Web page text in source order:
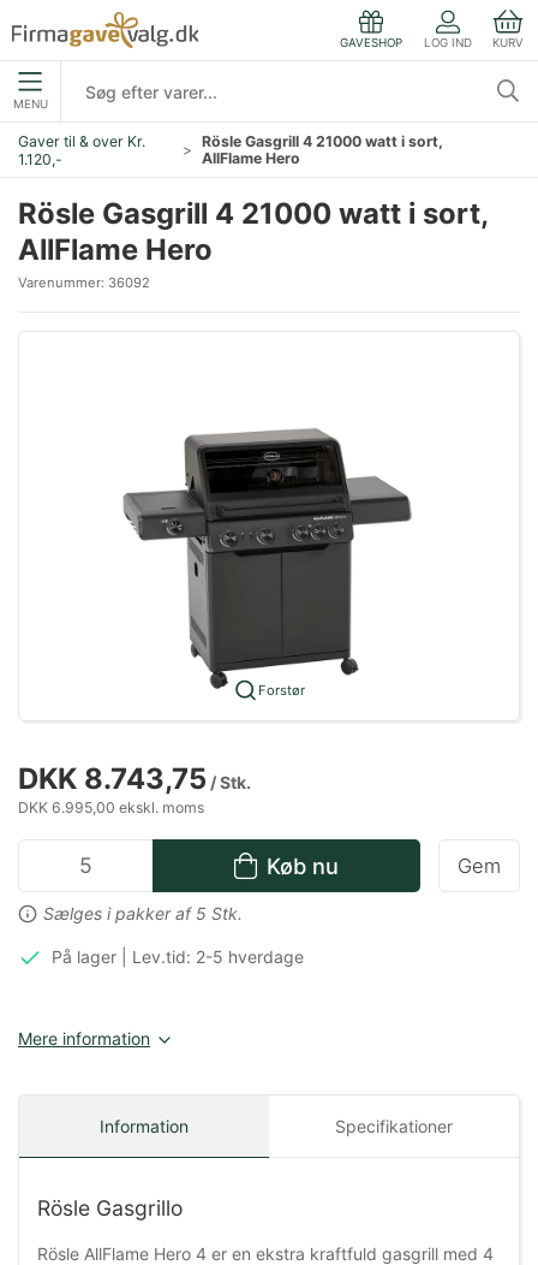
GAVESHOP LOG IND KURV
MENU
Gaver til & over Kr.
1.120,-
Rösle Gasgrill 4 21000 watt i sort,
AllFlame Hero
Rösle Gasgrill 4 21000 watt i sort,
AllFlame Hero
Varenummer: 36092
Forstør
DKK 8.743,75 / Stk.
DKK 6.995,00 ekskl. moms
Køb nu
Sælges i pakker af 5 Stk.
Gem
På lager | Lev.tid: 2-5 hverdage
Mere information
Information Specifikationer
Rösle Gasgrillo
Rösle AllFlame Hero 4 er en ekstra kraftfuld gasgrill med 4